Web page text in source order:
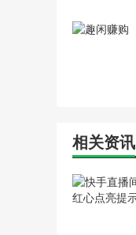
相关资讯